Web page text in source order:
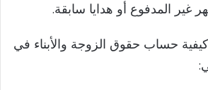
غير المدفوع أو هدايا سابقة.
كيفية حساب حقوق الزوجة والأبناء في